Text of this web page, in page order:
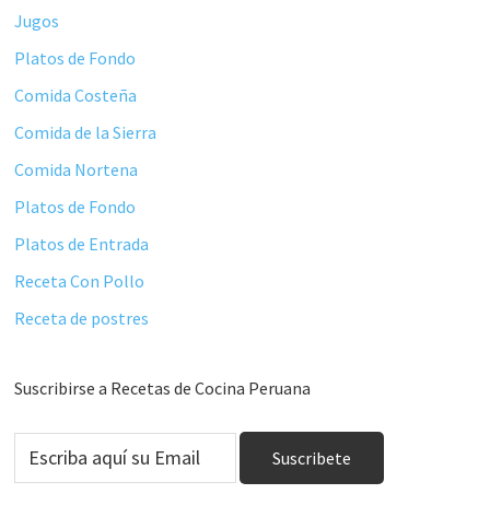
Jugos
Platos de Fondo
Comida Costeña
Comida de la Sierra
Comida Nortena
Platos de Fondo
Platos de Entrada
Receta Con Pollo
Receta de postres
Suscribirse a Recetas de Cocina Peruana